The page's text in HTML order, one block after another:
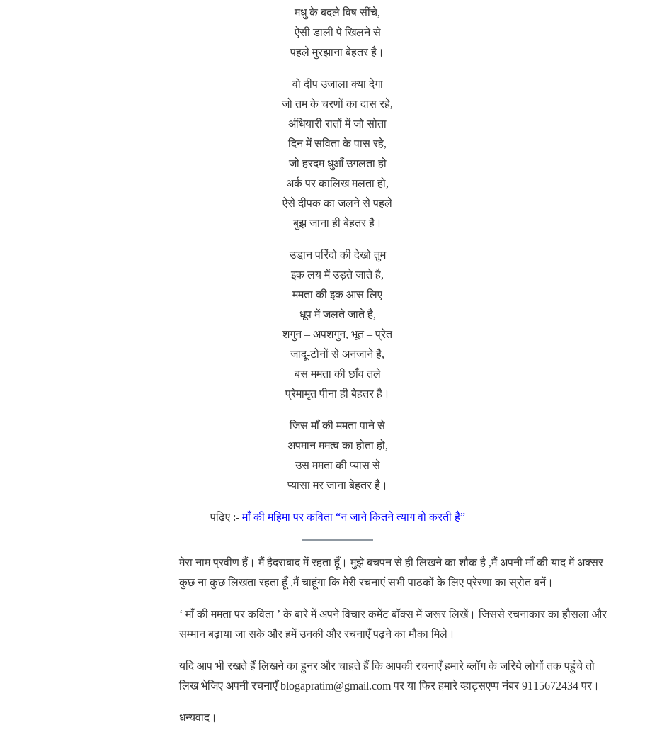
मधु के बदले विष सींचे,
ऐसी डाली पे खिलने से
पहले मुरझाना बेहतर है।
वो दीप उजाला क्या देगा
जो तम के चरणों का दास रहे,
अंधियारी रातों में जो सोता
दिन में सविता के पास रहे,
जो हरदम धुआँ उगलता हो
अर्क पर कालिख मलता हो,
ऐसे दीपक का जलने से पहले
बुझ जाना ही बेहतर है।
उडा़न परिंदो की देखो तुम
इक लय में उड़ते जाते है,
ममता की इक आस लिए
धूप में जलते जाते है,
शगुन – अपशगुन, भूत – प्रेत
जादू-टोनों से अनजाने है,
बस ममता की छाँव तले
प्रेमामृत पीना ही बेहतर है।
जिस माँ की ममता पाने से
अपमान ममत्व का होता हो,
उस ममता की प्यास से
प्यासा मर जाना बेहतर है।
पढ़िए :-माँ की महिमा पर कविता “न जाने कितने त्याग वो करती है”
मेरा नाम प्रवीण हैं। मैं हैदराबाद में रहता हूँ। मुझे बचपन से ही लिखने का शौक है ,मैं अपनी माँ की याद में अक्सर
कुछ ना कुछ लिखता रहता हूँ ,मैं चाहूंगा कि मेरी रचनाएं सभी पाठकों के लिए प्रेरणा का स्रोत बनें।
‘ माँ की ममता पर कविता ’ के बारे में अपने विचार कमेंट बॉक्स में जरूर लिखें। जिससे रचनाकार का हौसला और
सम्मान बढ़ाया जा सके और हमें उनकी और रचनाएँ पढ़ने का मौका मिले।
यदि आप भी रखते हैं लिखने का हुनर और चाहते हैं कि आपकी रचनाएँ हमारे ब्लॉग के जरिये लोगों तक पहुंचे तो
लिख भेजिए अपनी रचनाएँ blogapratim@gmail.com पर या फिर हमारे व्हाट्सएप्प नंबर 9115672434 पर।
धन्यवाद।